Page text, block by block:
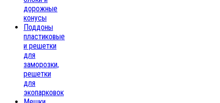
дорожные
конусы
Поддоны
пластиковые
и решетки
для
заморозки,
решетки
для
экопарковок